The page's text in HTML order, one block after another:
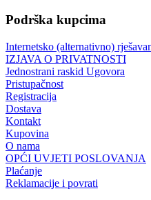
Podrška kupcima
Internetsko (alternativno)
IZJAVA O PRIVATNOSTI
Jednostrani raskid Ugovora
Pristupačnost
Registracija
Dostava
Kontakt
Kupovina
O nama
OPĆI UVJETI POSLOVANJA
Plaćanje
Reklamacije i povrati